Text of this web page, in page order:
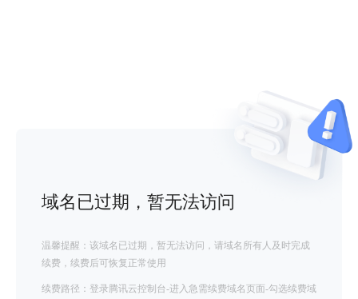
域名已过期，暂无法访问
温馨提醒：该域名已过期，暂无法访问，请域名所有人及时完成
续费，续费后可恢复正常使用
续费路径：登录腾讯云控制台-进入急需续费域名页面-勾选续费域